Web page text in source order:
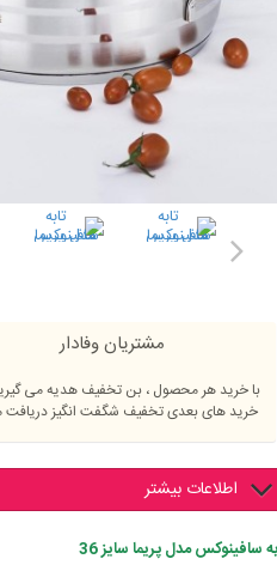
مشتریان وفادار
با خرید هر محصول ، بن تخفیف هدیه می
خرید های بعدی تخفیف شگفت انگیز دریافت
اطلاعات بیشتر
سافینوکس مدل پریما سایز 36